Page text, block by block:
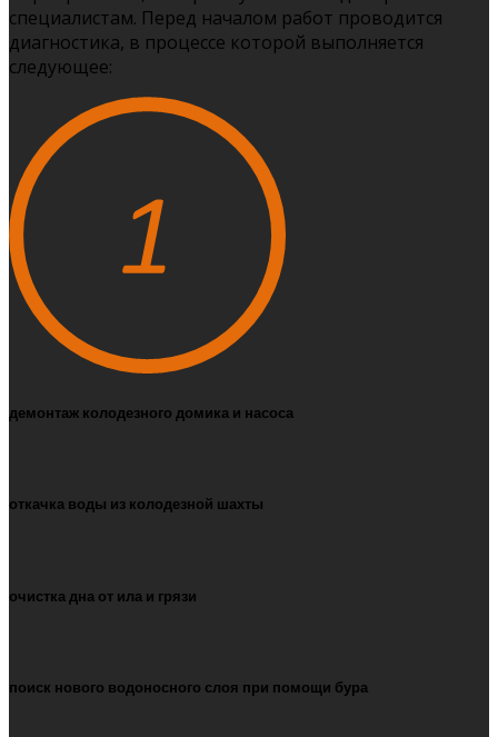
специалистам. Перед началом работ проводится
диагностика, в процессе которой выполняется
следующее:
демонтаж колодезного домика и насоса
откачка воды из колодезной шахты
очистка дна от ила и грязи
поиск нового водоносного слоя при помощи бура